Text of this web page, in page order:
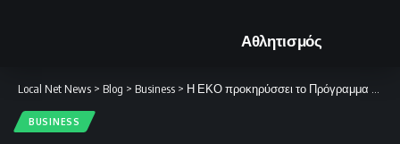
Αθλητισμός
Local Net News > Blog > Business > Η ΕΚΟ προκηρύσσει το Πρόγραμμα Υποτροφιών για το ακαδημαϊκό έτος 2026–2027.
BUSINESS